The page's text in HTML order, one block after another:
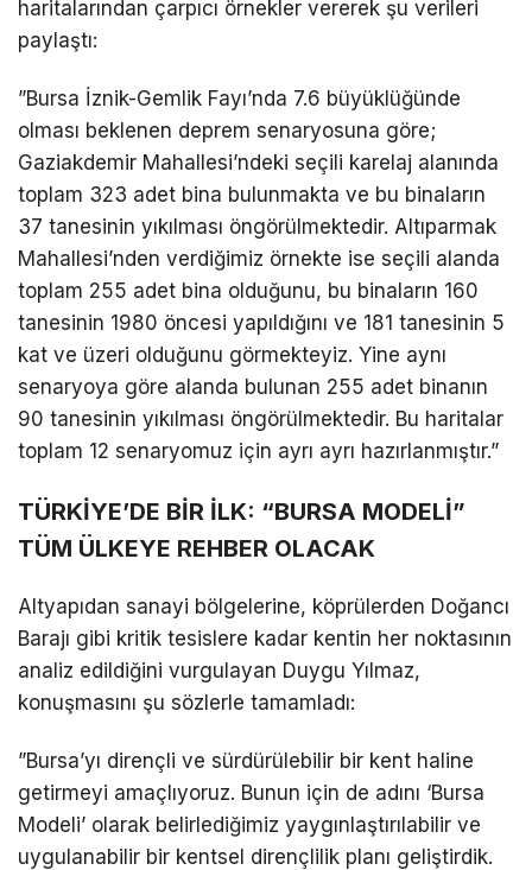
haritalarından çarpıcı örnekler vererek şu verileri
paylaştı:
​”Bursa İznik-Gemlik Fayı’nda 7.6 büyüklüğünde
olması beklenen deprem senaryosuna göre;
Gaziakdemir Mahallesi’ndeki seçili karelaj alanında
toplam 323 adet bina bulunmakta ve bu binaların
37 tanesinin yıkılması öngörülmektedir. Altıparmak
Mahallesi’nden verdiğimiz örnekte ise seçili alanda
toplam 255 adet bina olduğunu, bu binaların 160
tanesinin 1980 öncesi yapıldığını ve 181 tanesinin 5
kat ve üzeri olduğunu görmekteyiz. Yine aynı
senaryoya göre alanda bulunan 255 adet binanın
90 tanesinin yıkılması öngörülmektedir. Bu haritalar
toplam 12 senaryomuz için ayrı ayrı hazırlanmıştır.”
​TÜRKİYE’DE BİR İLK: “BURSA MODELİ”
TÜM ÜLKEYE REHBER OLACAK
​Altyapıdan sanayi bölgelerine, köprülerden Doğancı
Barajı gibi kritik tesislere kadar kentin her noktasının
analiz edildiğini vurgulayan Duygu Yılmaz,
konuşmasını şu sözlerle tamamladı:
​”Bursa’yı dirençli ve sürdürülebilir bir kent haline
getirmeyi amaçlıyoruz. Bunun için de adını ‘Bursa
Modeli’ olarak belirlediğimiz yaygınlaştırılabilir ve
uygulanabilir bir kentsel dirençlilik planı geliştirdik.